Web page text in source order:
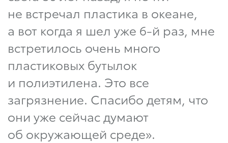
не встречал пластика в океане,
а вот когда я шел уже 6-й раз, мне
встретилось очень много
пластиковых бутылок
и полиэтилена. Это все
загрязнение. Спасибо детям, что
они уже сейчас думают
об окружающей среде».